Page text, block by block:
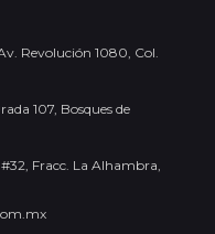
Revolución 1080, Col.
107, Bosques de
Fracc. La Alhambra,